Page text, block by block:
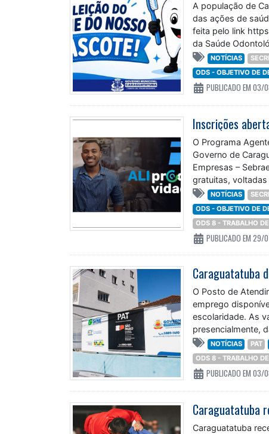
A população de
das ações de
feita pelo link
da Saúde
NOTÍCIAS
ODS - OBJETIVO DE
PUBLICADO EM
Inscrições
O Programa
Governo de
Empresas –
gratuitas,
NOTÍCIAS
ODS - OBJETIVO DE
ODS 8 - TRABALHO
PUBLICADO EM
Caraguatatuba
O Posto de
emprego
escolaridade. As
presencialmente,
NOTÍCIAS PAT
ODS 8 - TRABALHO
PUBLICADO EM
Caraguatatuba